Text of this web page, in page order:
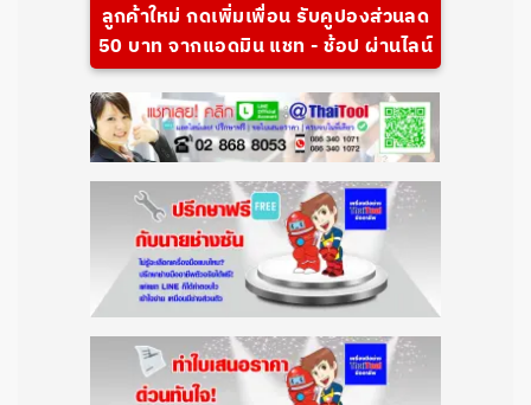
ลูกค้าใหม่ กดเพิ่มเพื่อน รับคูปองส่วนลด
50 บาท จากแอดมิน แชท - ช้อป ผ่านไลน์